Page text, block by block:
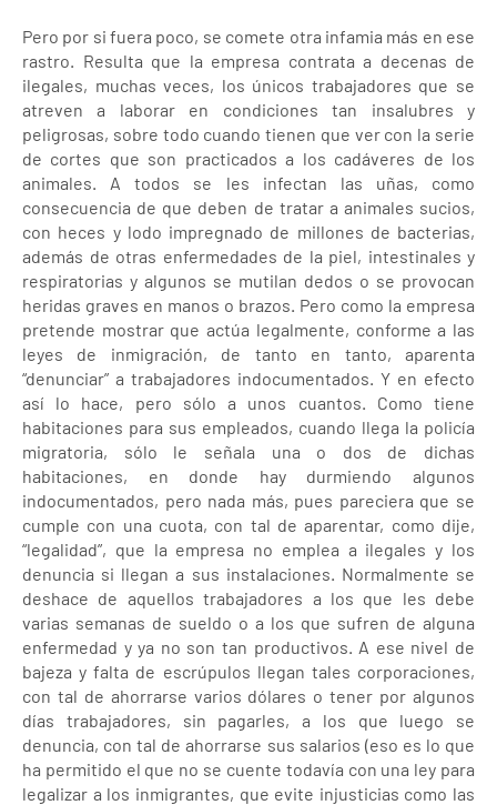
Pero por si fuera poco, se comete otra infamia más en ese
rastro. Resulta que la empresa contrata a decenas de
ilegales, muchas veces, los únicos trabajadores que se
atreven a laborar en condiciones tan insalubres y
peligrosas, sobre todo cuando tienen que ver con la serie
de cortes que son practicados a los cadáveres de los
animales. A todos se les infectan las uñas, como
consecuencia de que deben de tratar a animales sucios,
con heces y lodo impregnado de millones de bacterias,
además de otras enfermedades de la piel, intestinales y
respiratorias y algunos se mutilan dedos o se provocan
heridas graves en manos o brazos. Pero como la empresa
pretende mostrar que actúa legalmente, conforme a las
leyes de inmigración, de tanto en tanto, aparenta
“denunciar” a trabajadores indocumentados. Y en efecto
así lo hace, pero sólo a unos cuantos. Como tiene
habitaciones para sus empleados, cuando llega la policía
migratoria, sólo le señala una o dos de dichas
habitaciones, en donde hay durmiendo algunos
indocumentados, pero nada más, pues pareciera que se
cumple con una cuota, con tal de aparentar, como dije,
“legalidad”, que la empresa no emplea a ilegales y los
denuncia si llegan a sus instalaciones. Normalmente se
deshace de aquellos trabajadores a los que les debe
varias semanas de sueldo o a los que sufren de alguna
enfermedad y ya no son tan productivos. A ese nivel de
bajeza y falta de escrúpulos llegan tales corporaciones,
con tal de ahorrarse varios dólares o tener por algunos
días trabajadores, sin pagarles, a los que luego se
denuncia, con tal de ahorrarse sus salarios (eso es lo que
ha permitido el que no se cuente todavía con una ley para
legalizar a los inmigrantes, que evite injusticias como las